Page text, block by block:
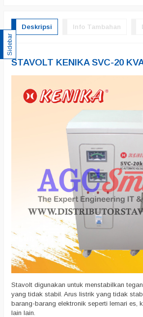
Deskripsi Info Tambahan
STAVOLT KENIKA SVC-20
Stavolt digunakan untuk menstabilkan
yang tidak stabil. Arus listrik yang tidak
barang-barang elektronik seperti lemari es,
lain lain.
Sidebar